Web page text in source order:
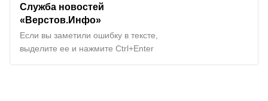
Служба новостей
«Верстов.Инфо»
Если вы заметили ошибку в тексте,
выделите ее и нажмите Ctrl+Enter